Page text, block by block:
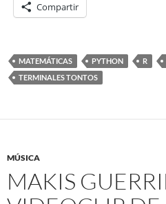
Compartir
MATEMÁTICAS PYTHON R
TERMINALES TONTOS
MÚSICA
MAKIS